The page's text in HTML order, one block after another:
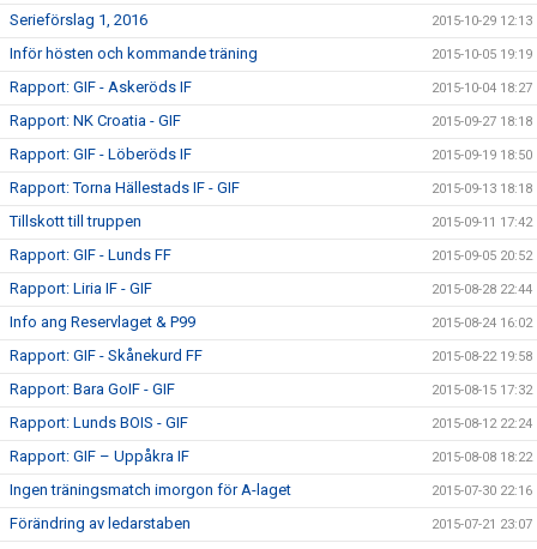
Serieförslag 1, 2016 2015-10-29 12:13
Inför hösten och kommande träning 2015-10-05 19:19
Rapport: GIF - Askeröds IF 2015-10-04 18:27
Rapport: NK Croatia - GIF 2015-09-27 18:18
Rapport: GIF - Löberöds IF 2015-09-19 18:50
Rapport: Torna Hällestads IF - GIF 2015-09-13 18:18
Tillskott till truppen 2015-09-11 17:42
Rapport: GIF - Lunds FF 2015-09-05 20:52
Rapport: Liria IF - GIF 2015-08-28 22:44
Info ang Reservlaget & P99 2015-08-24 16:02
Rapport: GIF - Skånekurd FF 2015-08-22 19:58
Rapport: Bara GoIF - GIF 2015-08-15 17:32
Rapport: Lunds BOIS - GIF 2015-08-12 22:24
Rapport: GIF – Uppåkra IF 2015-08-08 18:22
Ingen träningsmatch imorgon för A-laget 2015-07-30 22:16
Förändring av ledarstaben 2015-07-21 23:07